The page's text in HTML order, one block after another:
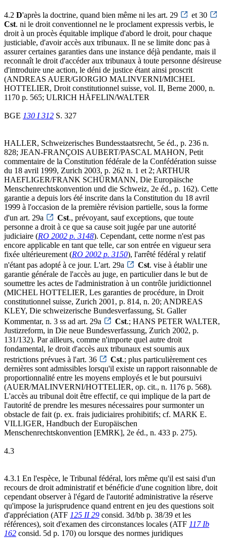
4.2 D'après la doctrine, quand bien même ni les art. 29
et 30
Cst. ni le droit conventionnel ne le proclament expressis verbis, le
droit à un procès équitable implique d'abord le droit, pour chaque
justiciable, d'avoir accès aux tribunaux. Il ne se limite donc pas à
assurer certaines garanties dans une instance déjà pendante, mais il
reconnaît le droit d'accéder aux tribunaux à toute personne désireuse
d'introduire une action, le déni de justice étant ainsi proscrit
(ANDREAS AUER/GIORGIO MALINVERNI/MICHEL
HOTTELIER, Droit constitutionnel suisse, vol. II, Berne 2000, n.
1170 p. 565; ULRICH HÄFELIN/WALTER
BGE 130 I 312 S. 327
HALLER, Schweizerisches Bundesstaatsrecht, 5e éd., p. 236 n.
828; JEAN-FRANÇOIS AUBERT/PASCAL MAHON, Petit
commentaire de la Constitution fédérale de la Confédération suisse
du 18 avril 1999, Zurich 2003, p. 262 n. 1 et 2; ARTHUR
HAEFLIGER/FRANK SCHÜRMANN, Die Europäische
Menschenrechtskonvention und die Schweiz, 2e éd., p. 162). Cette
garantie a depuis lors été inscrite dans la Constitution du 18 avril
1999 à l'occasion de la première révision partielle, sous la forme
d'un art. 29a
Cst., prévoyant, sauf exceptions, que toute
personne a droit à ce que sa cause soit jugée par une autorité
judiciaire (RO 2002 p. 3148). Cependant, cette norme n'est pas
encore applicable en tant que telle, car son entrée en vigueur sera
fixée ultérieurement (RO 2002 p. 3150), l'arrêté fédéral y relatif
n'étant pas adopté à ce jour. L'art. 29a
Cst. vise à établir une
garantie générale de l'accès au juge, en particulier dans le but de
soumettre les actes de l'administration à un contrôle juridictionnel
(MICHEL HOTTELIER, Les garanties de procédure, in Droit
constitutionnel suisse, Zurich 2001, p. 814, n. 20; ANDREAS
KLEY, Die schweizerische Bundesverfassung, St. Galler
Kommentar, n. 3 ss ad art. 29a
Cst.; HANS PETER WALTER,
Justizreform, in Die neue Bundesverfassung, Zurich 2002, p.
131/132). Par ailleurs, comme n'importe quel autre droit
fondamental, le droit d'accès aux tribunaux est soumis aux
restrictions prévues à l'art. 36
Cst.; plus particulièrement ces
dernières sont admissibles lorsqu'il existe un rapport raisonnable de
proportionnalité entre les moyens employés et le but poursuivi
(AUER/MALINVERNI/HOTTELIER, op. cit., n. 1176 p. 568).
L'accès au tribunal doit être effectif, ce qui implique de la part de
l'autorité de prendre les mesures nécessaires pour surmonter un
obstacle de fait (p. ex. frais judiciaires prohibitifs; cf. MARK E.
VILLIGER, Handbuch der Europäischen
Menschenrechtskonvention [EMRK], 2e éd., n. 433 p. 275).
4.3
4.3.1 En l'espèce, le Tribunal fédéral, lors même qu'il est saisi d'un
recours de droit administratif et bénéficie d'une cognition libre, doit
cependant observer à l'égard de l'autorité administrative la réserve
qu'impose la jurisprudence quand entrent en jeu des questions soit
d'appréciation (ATF 125 II 29 consid. 3d/bb p. 38/39 et les
références), soit d'examen des circonstances locales (ATF 117 Ib
162 consid. 5d p. 170) ou lorsque des normes juridiques